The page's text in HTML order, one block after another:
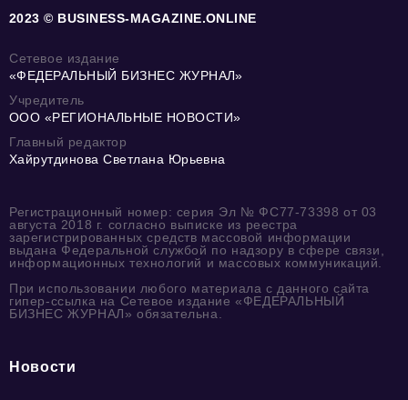
2023 © BUSINESS-MAGAZINE.ONLINE
Сетевое издание
«ФЕДЕРАЛЬНЫЙ БИЗНЕС ЖУРНАЛ»
Учредитель
ООО «РЕГИОНАЛЬНЫЕ НОВОСТИ»
Главный редактор
Хайрутдинова Светлана Юрьевна
Регистрационный номер: серия Эл № ФС77-73398 от 03
августа 2018 г. согласно выписке из реестра
зарегистрированных средств массовой информации
выдана Федеральной службой по надзору в сфере связи,
информационных технологий и массовых коммуникаций.
При использовании любого материала с данного сайта
гипер-ссылка на Сетевое издание «ФЕДЕРАЛЬНЫЙ
БИЗНЕС ЖУРНАЛ» обязательна.
Новости